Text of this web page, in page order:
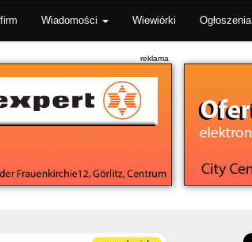
Wiadomości Wiewiórki Ogłoszenia